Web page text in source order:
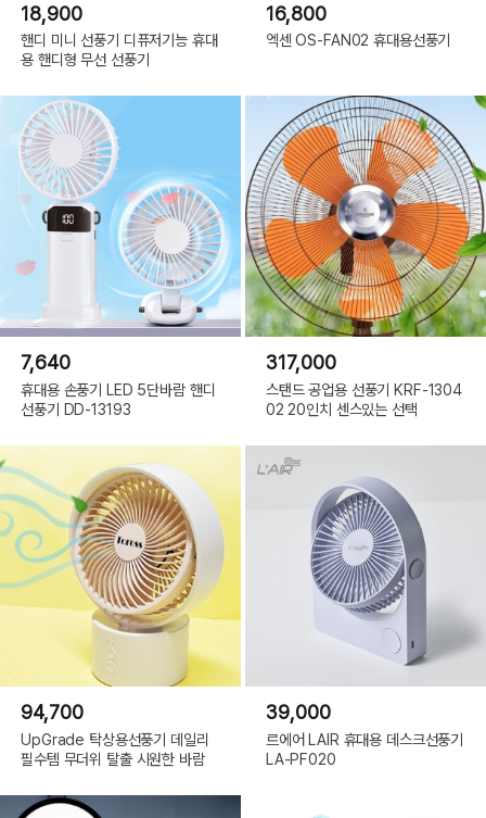
18,900
핸디 미니 선풍기 디퓨저기능 휴대
용 핸디형 무선 선풍기
16,800
엑센 OS-FAN02 휴대용선풍기
7,640
휴대용 손풍기 LED 5단바람 핸디
선풍기 DD-13193
317,000
스탠드 공업용 선풍기 KRF-1304
02 20인치 센스있는 선택
94,700
UpGrade 탁상용선풍기 데일리
필수템 무더위 탈출 시원한 바람
39,000
르에어 LAIR 휴대용 데스크선풍기
LA-PF020